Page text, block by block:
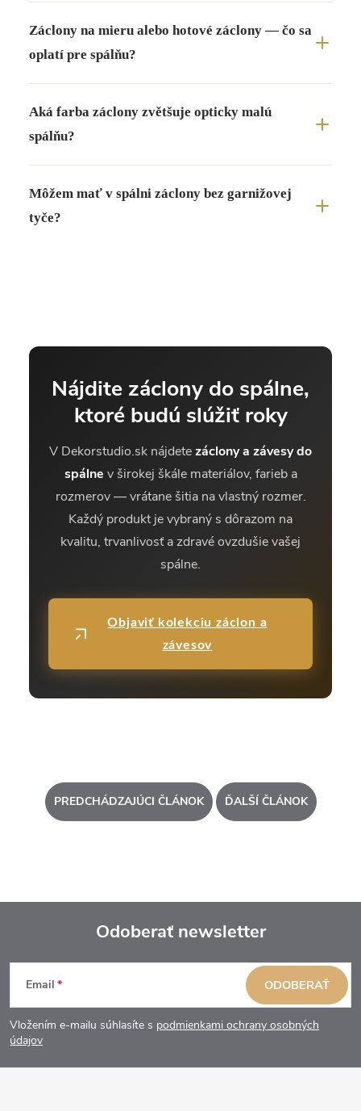
Záclony na mieru alebo hotové záclony — čo sa
oplatí pre spálňu?
Aká farba záclony zvětšuje opticky malú
spálňu?
Môžem mať v spálni záclony bez garnižovej
tyče?
Nájdite záclony do spálne,
ktoré budú slúžiť roky
V Dekorstudio.sk nájdetezáclony a závesy do
spálne v širokej škále materiálov, farieb a
rozmerov — vrátane šitia na vlastný rozmer.
Každý produkt je vybraný s dôrazom na
kvalitu, trvanlivosť a zdravé ovzdušie vašej
spálne.
Objaviť kolekciu záclon a
závesov
PREDCHÁDZAJÚCI ČLÁNOK ĎALŠÍ ČLÁNOK
Z
p
ä
t
Odoberať newsletter
Email
Vložením e-mailu súhlasíte s podmienkami ochrany osobných
údajov
ODOBERAŤ